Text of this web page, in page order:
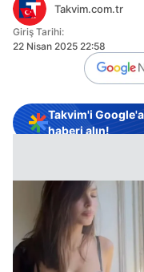
Takvim.com.tr
Giriş Tarihi:
22 Nisan 2025 22:58
Takvim'i
haberi alın!